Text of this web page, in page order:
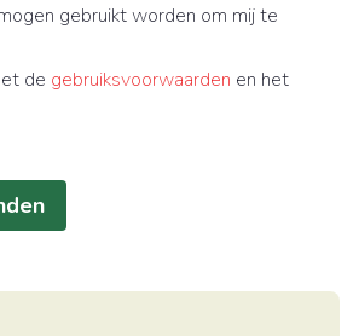
gebruikt worden om mij te
de gebruiksvoorwaarden en het